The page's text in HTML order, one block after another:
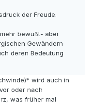
der Freude.
bewußt- aber
Gewändern
deren Bedeutung
wird auch in
oder nach
was früher mal